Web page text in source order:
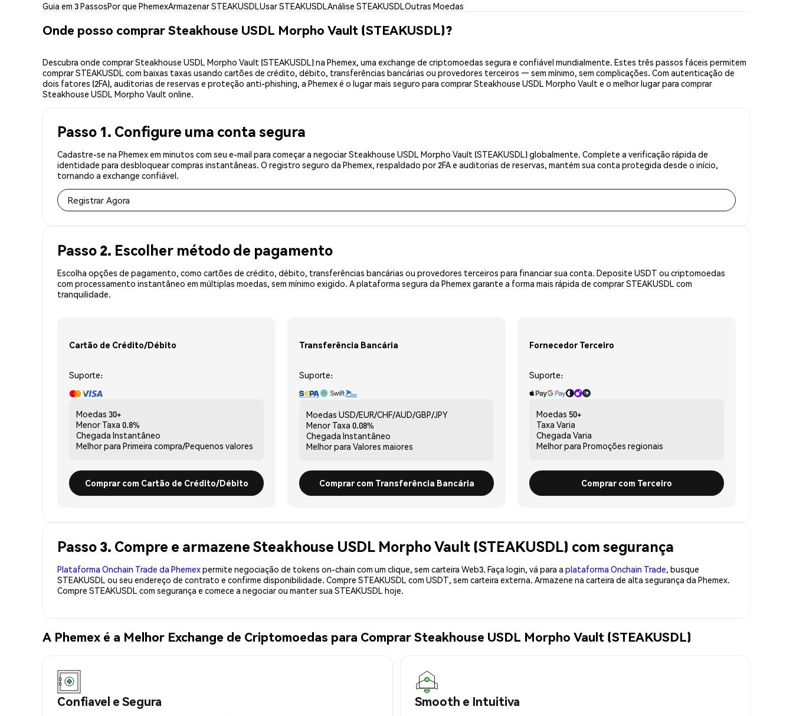
Guia em 3 PassosPor que PhemexArmazenar STEAKUSDLUsar STEAKUSDLAnálise STEAKUSDLOutras Moedas
Onde posso comprar Steakhouse USDL Morpho Vault (STEAKUSDL)?
Descubra onde comprar Steakhouse USDL Morpho Vault (STEAKUSDL) na Phemex, uma exchange de criptomoedas segura e confiável mundialmente. Estes três passos fáceis permitem
comprar STEAKUSDL com baixas taxas usando cartões de crédito, débito, transferências bancárias ou provedores terceiros — sem mínimo, sem complicações. Com autenticação de
dois fatores (2FA), auditorias de reservas e proteção anti-phishing, a Phemex é o lugar mais seguro para comprar Steakhouse USDL Morpho Vault e o melhor lugar para comprar
Steakhouse USDL Morpho Vault online.
Passo 1. Configure uma conta segura
Cadastre-se na Phemex em minutos com seu e-mail para começar a negociar Steakhouse USDL Morpho Vault (STEAKUSDL) globalmente. Complete a verificação rápida de
identidade para desbloquear compras instantâneas. O registro seguro da Phemex, respaldado por 2FA e auditorias de reservas, mantém sua conta protegida desde o início,
tornando a exchange confiável.
Registrar Agora
Passo 2. Escolher método de pagamento
Escolha opções de pagamento, como cartões de crédito, débito, transferências bancárias ou provedores terceiros para financiar sua conta. Deposite USDT ou criptomoedas
com processamento instantâneo em múltiplas moedas, sem mínimo exigido. A plataforma segura da Phemex garante a forma mais rápida de comprar STEAKUSDL com
tranquilidade.
Cartão de Crédito/Débito
Suporte:
Moedas 30+
Menor Taxa 0.8%
Chegada Instantâneo
Melhor para Primeira compra/Pequenos valores
Comprar com Cartão de Crédito/Débito
Transferência Bancária
Suporte:
Moedas USD/EUR/CHF/AUD/GBP/JPY
Menor Taxa 0.08%
Chegada Instantâneo
Melhor para Valores maiores
Comprar com Transferência Bancária
Fornecedor Terceiro
Suporte:
Moedas 50+
Taxa Varia
Chegada Varia
Melhor para Promoções regionais
Comprar com Terceiro
Passo 3. Compre e armazene Steakhouse USDL Morpho Vault (STEAKUSDL) com segurança
Plataforma Onchain Trade da Phemexpermite negociação de tokens on-chain com um clique, sem carteira Web3. Faça login, vá para a plataforma Onchain Trade, busque
STEAKUSDL ou seu endereço de contrato e confirme disponibilidade. Compre STEAKUSDL com USDT, sem carteira externa. Armazene na carteira de alta segurança da Phemex.
Compre STEAKUSDL com segurança e comece a negociar ou manter sua STEAKUSDL hoje.
A Phemex é a Melhor Exchange de Criptomoedas para Comprar Steakhouse USDL Morpho Vault (STEAKUSDL)
Confiavel e Segura Smooth e Intuitiva